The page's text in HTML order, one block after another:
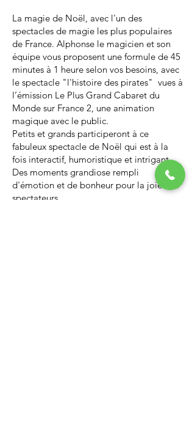
La magie de Noël, avec l'un des
spectacles de magie les plus populaires
de France. Alphonse le magicien et son
équipe vous proposent une formule de 45
minutes à 1 heure selon vos besoins, avec
le spectacle "l'histoire des pirates" vues à
l’émission Le Plus Grand Cabaret du
Monde sur France 2, une animation
magique avec le public.
Petits et grands participeront à ce
fabuleux spectacle de Noël qui est à la
fois interactif, humoristique et intrigant.
Des moments grandiose rempli
d'émotion et de bonheur pour la joie des
spectateurs.